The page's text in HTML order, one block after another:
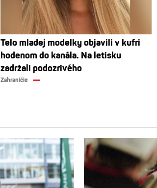
Telo mladej modelky objavili v kufri
hodenom do kanála. Na letisku
zadržali podozrivého
Zahraničie